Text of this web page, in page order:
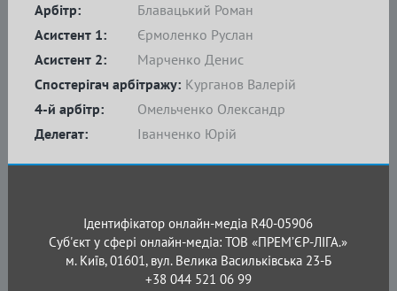
Арбітр:
Блавацький Роман
Асистент 1:
Єрмоленко Руслан
Асистент 2:
Марченко Денис
4-й арбітр:
Омельченко Олександр
Делегат:
Іванченко Юрій
Спостерігач арбітражу: Курганов Валерій
Ідентифікатор онлайн-медіа R40-05906
Суб'єкт у сфері онлайн-медіа: ТОВ «ПРЕМ’ЄР-ЛІГА.»
м. Київ, 01601, вул. Велика Васильківська 23-Б
+38 044 521 06 99